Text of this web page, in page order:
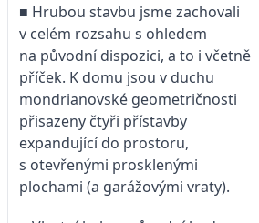
■ Hrubou stavbu jsme zachovali
v celém rozsahu s ohledem
na původní dispozici, a to i včetně
příček. K domu jsou v duchu
mondrianovské geometričnosti
přisazeny čtyři přístavby
expandující do prostoru,
s otevřenými prosklenými
plochami (a garážovými vraty).